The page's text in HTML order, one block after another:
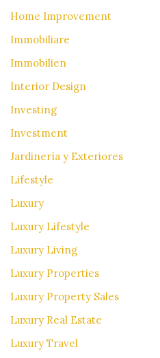
Home Improvement
Immobiliare
Immobilien
Interior Design
Investing
Investment
Jardinería y Exteriores
Lifestyle
Luxury
Luxury Lifestyle
Luxury Living
Luxury Properties
Luxury Property Sales
Luxury Real Estate
Luxury Travel